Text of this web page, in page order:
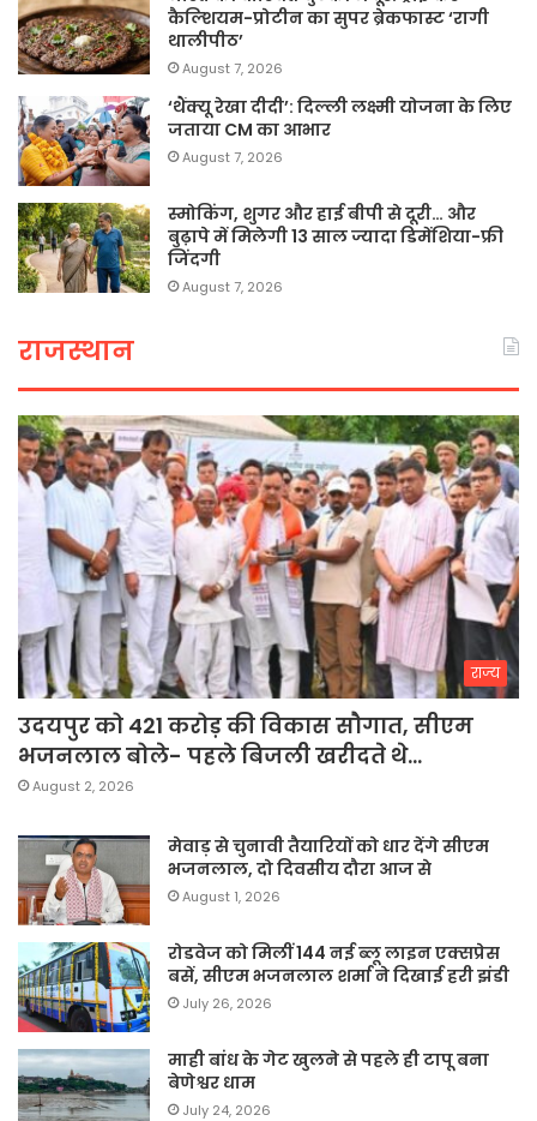
कैल्शियम-प्रोटीन का सुपर ब्रेकफास्ट ‘रागी
थालीपीठ’
August 7, 2026
‘थैंक्यू रेखा दीदी’: दिल्ली लक्ष्मी योजना के लिए
जताया CM का आभार
August 7, 2026
स्मोकिंग, शुगर और हाई बीपी से दूरी… और
बुढ़ापे में मिलेगी 13 साल ज्यादा डिमेंशिया-फ्री
जिंदगी
August 7, 2026
राजस्थान
राज्य
उदयपुर को 421 करोड़ की विकास सौगात, सीएम
भजनलाल बोले- पहले बिजली खरीदते थे…
August 2, 2026
मेवाड़ से चुनावी तैयारियों को धार देंगे सीएम
भजनलाल, दो दिवसीय दौरा आज से
August 1, 2026
रोडवेज को मिलीं 144 नई ब्लू लाइन एक्सप्रेस
बसें, सीएम भजनलाल शर्मा ने दिखाई हरी झंडी
July 26, 2026
माही बांध के गेट खुलने से पहले ही टापू बना
बेणेश्वर धाम
July 24, 2026